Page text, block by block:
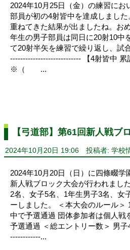
2024年10月25日（金）の練習にお
部員が初の4射皆中を達成しまし
重ねてきた結果が出ましたね。お
年生の男子部員は同日に20射10中
て20射半矢を練習で繰り返し、試
---------------------------- 【4射皆中 累
※（ ...
【弓道部】第61回新人戦ブ
2024年10月20日 19:06 投稿者: 学校
2024年10月20日（日）に四條畷学
新人戦ブロック大会が行われまし
2名、女子5名、1年生男子3名、女
ーしました。 ＜本大会のルール＞
中で予選通過 団体参加者は個人戦
予選通過 ＜総エントリー数＞ 男
------------...